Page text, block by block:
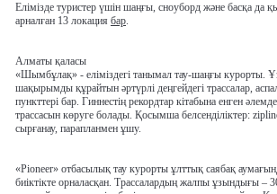
Елімізде туристер үшін шаңғы, сноуборд және басқа да
арналған 13 локация бар.
Алматы қаласы
«Шымбұлақ» - еліміздегі танымал тау-шаңғы курорты.
шақырымды құрайтын әртүрлі деңгейдегі трассалар,
пункттері бар. Гиннестің рекордтар кітабына енген
трассасын көруге болады. Қосымша белсенділіктер:
сырғанау, парапланмен ұшу.
«Pioneer» отбасылық тау курорты ұлттық саябақ
биіктікте орналасқан. Трассалардың жалпы ұзындығы –